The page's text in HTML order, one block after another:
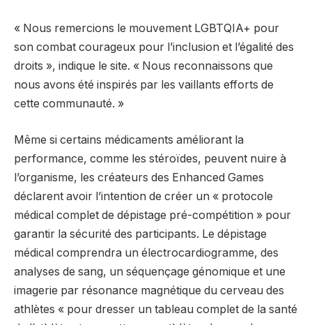
« Nous remercions le mouvement LGBTQIA+ pour
son combat courageux pour l’inclusion et l’égalité des
droits », indique le site. « Nous reconnaissons que
nous avons été inspirés par les vaillants efforts de
cette communauté. »
Même si certains médicaments améliorant la
performance, comme les stéroïdes, peuvent nuire à
l’organisme, les créateurs des Enhanced Games
déclarent avoir l’intention de créer un « protocole
médical complet de dépistage pré-compétition » pour
garantir la sécurité des participants. Le dépistage
médical comprendra un électrocardiogramme, des
analyses de sang, un séquençage génomique et une
imagerie par résonance magnétique du cerveau des
athlètes « pour dresser un tableau complet de la santé